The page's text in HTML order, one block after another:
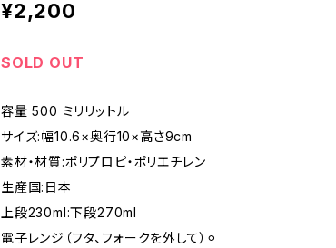
¥2,200
SOLD OUT
容量 500 ミリリットル
サイズ:幅10.6×奥行10×高さ9cm
素材・材質:ポリプロピ・ポリエチレン
生産国:日本
上段230ml:下段270ml
電子レンジ（フタ、フォークを外して）⚪︎